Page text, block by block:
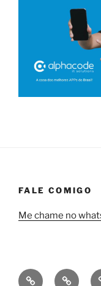
FALE COMIGO
Me chame no
Quem
Minha